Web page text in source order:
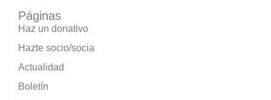
Páginas
Haz un donativo
Hazte socio/socia
Actualidad
Boletín